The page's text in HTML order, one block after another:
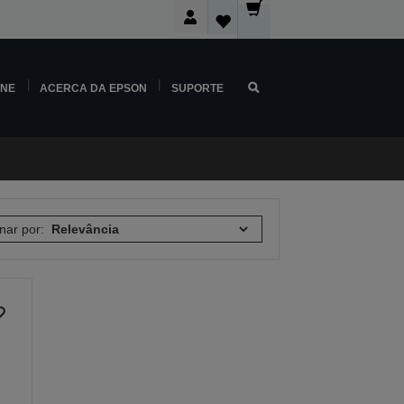
ACERCA DA EPSON SUPORTE
por: